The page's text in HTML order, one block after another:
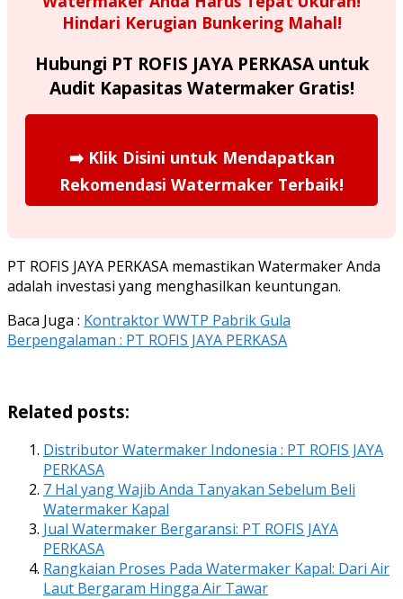
Hindari Kerugian Bunkering Mahal!
Hubungi PT ROFIS JAYA PERKASA untuk
Audit Kapasitas Watermaker Gratis!
➡️Klik Disini untuk Mendapatkan
Rekomendasi Watermaker Terbaik!
PT ROFIS JAYA PERKASA memastikan Watermaker Anda
adalah investasi yang menghasilkan keuntungan.
Baca Juga : Kontraktor WWTP Pabrik Gula
Berpengalaman : PT ROFIS JAYA PERKASA
Related posts:
Distributor Watermaker Indonesia : PT ROFIS JAYA
PERKASA
7 Hal yang Wajib Anda Tanyakan Sebelum Beli
Watermaker Kapal
Jual Watermaker Bergaransi: PT ROFIS JAYA
PERKASA
Rangkaian Proses Pada Watermaker Kapal: Dari Air
Laut Bergaram Hingga Air Tawar